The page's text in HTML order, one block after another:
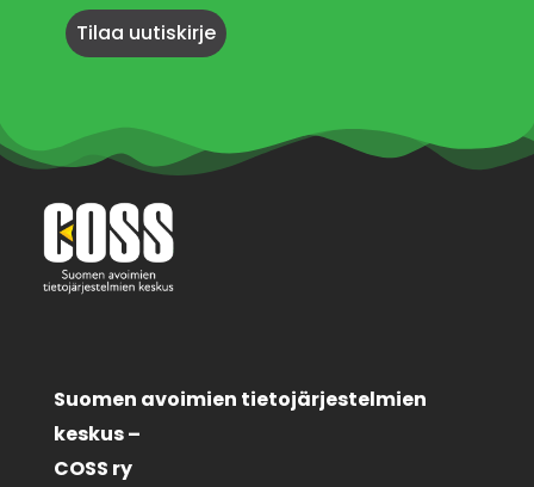
Suomen avoimien tietojärjestelmien
keskus –
COSS ry